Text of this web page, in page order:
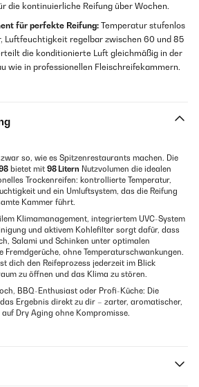
die kontinuierliche Reifung über Wochen.
für perfekte Reifung: Temperatur stufenlos
Luftfeuchtigkeit regelbar zwischen 60 und 85
die konditionierte Luft gleichmäßig in der
wie in professionellen Fleischreifekammern.
so, wie es Spitzenrestaurants machen. Die
bietet mit 98 Litern Nutzvolumen die idealen
Trockenreifen: kontrollierte Temperatur,
und ein Umluftsystem, das die Reifung
Kammer führt.
Klimamanagement, integriertem UVC-System
und aktivem Kohlefilter sorgt dafür, dass
Salami und Schinken unter optimalen
Fremdgerüche, ohne Temperaturschwankungen.
dich den Reifeprozess jederzeit im Blick
zu öffnen und das Klima zu stören.
BBQ-Enthusiast oder Profi-Küche: Die
Ergebnis direkt zu dir – zarter, aromatischer,
Dry Aging ohne Kompromisse.